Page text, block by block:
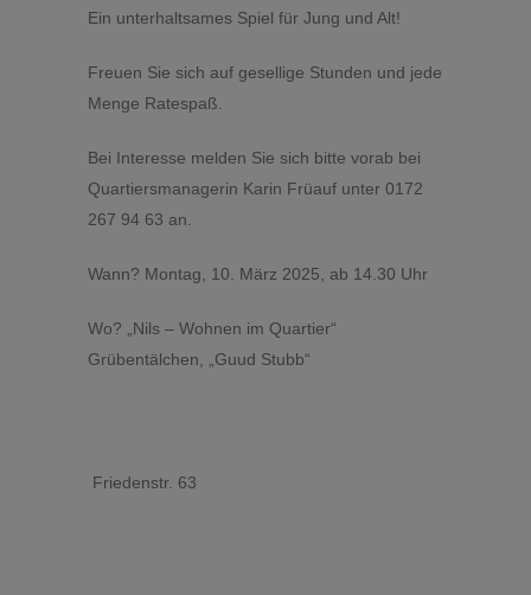
Ein unterhaltsames Spiel für Jung und Alt!
Freuen Sie sich auf gesellige Stunden und jede
Menge Ratespaß.
Bei Interesse melden Sie sich bitte vorab bei
Quartiersmanagerin Karin Früauf unter 0172
267 94 63 an.
Wann? Montag, 10. März 2025, ab 14.30 Uhr
Wo? „Nils – Wohnen im Quartier“
Grübentälchen, „Guud Stubb“
Friedenstr. 63